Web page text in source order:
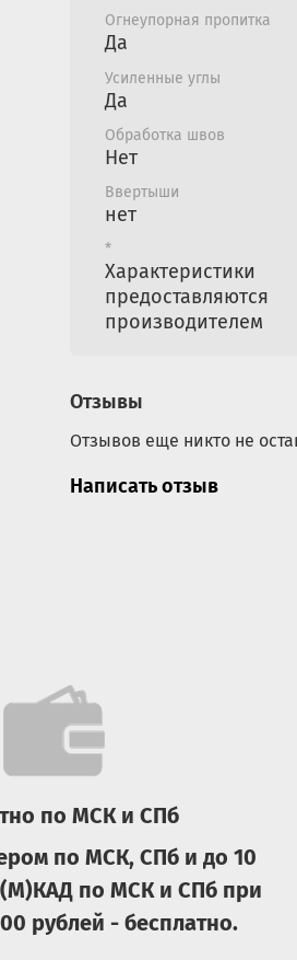
Огнеупорная пропитка
Да
Усиленные углы
Да
Обработка швов
Нет
Ввертыши
нет
*
Характеристики
предоставляются
производителем
Отзывы
Отзывов еще никто не
Написать отзыв
по МСК и СПб
по МСК, СПб и до 10
по МСК и СПб при
рублей - бесплатно.